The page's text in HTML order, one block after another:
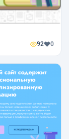
92 0